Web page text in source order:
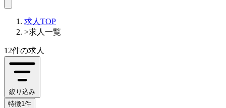
求人TOP
>求人一覧
12件の求人
絞り込み
特徴1件